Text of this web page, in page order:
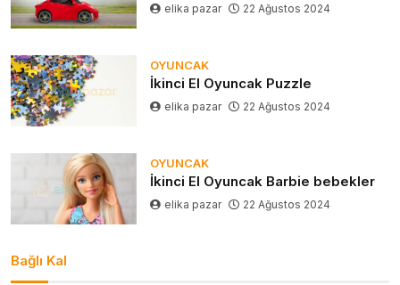
elika pazar 22 Ağustos 2024
OYUNCAK
İkinci El Oyuncak Puzzle
elika pazar 22 Ağustos 2024
OYUNCAK
İkinci El Oyuncak Barbie bebekler
elika pazar 22 Ağustos 2024
Bağlı Kal